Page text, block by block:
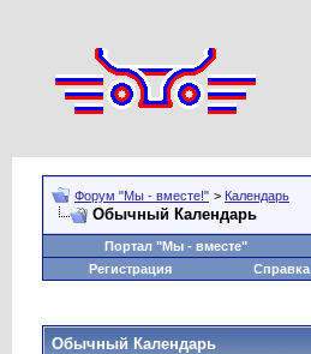
Форум "Мы - вместе!" > Календарь
Обычный Календарь
Портал "Мы - вместе"
Регистрация
Справка
Обычный Календарь